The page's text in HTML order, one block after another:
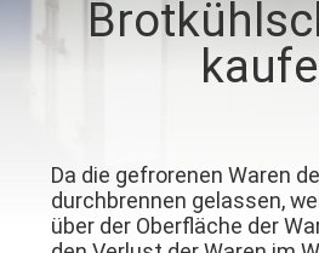
KONTAKT
NEUIGKEITEN
Da die gefrorenen Waren
durchbrennen gelassen,
über der Oberfläche der